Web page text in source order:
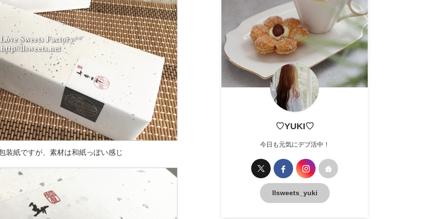
装紙ですが、素材は和紙っぽい感じ
♡YUKI♡
今日も元気にデブ活中！
llsweets_yuki